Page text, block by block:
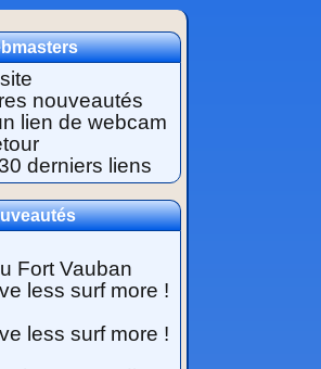
nouveautés
lien de webcam
derniers liens
Fort Vauban
less surf more !
less surf more !